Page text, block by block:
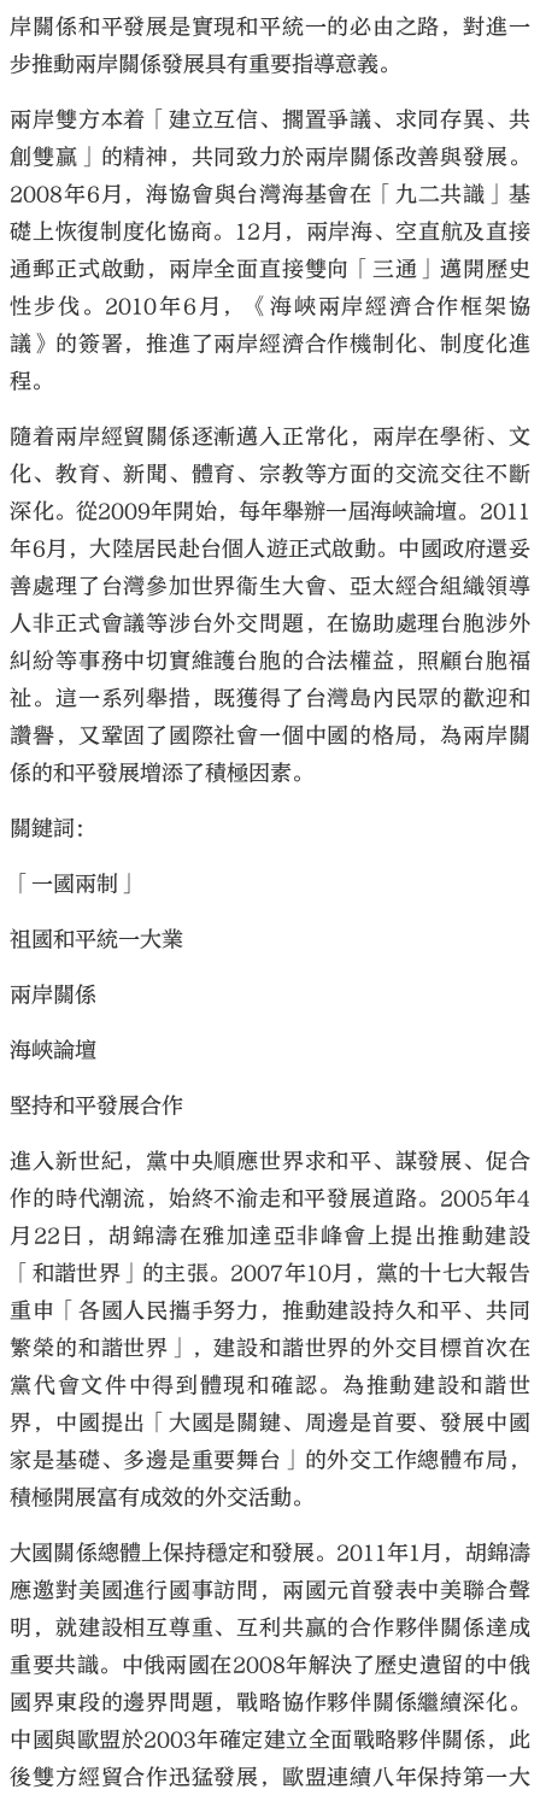
岸關係和平發展是實現和平統一的必由之路，對進一
步推動兩岸關係發展具有重要指導意義。
兩岸雙方本着「建立互信、擱置爭議、求同存異、共
創雙贏」的精神，共同致力於兩岸關係改善與發展。
2008年6月，海協會與台灣海基會在「九二共識」基
礎上恢復制度化協商。12月，兩岸海、空直航及直接
通郵正式啟動，兩岸全面直接雙向「三通」邁開歷史
性步伐。2010年6月，《海峽兩岸經濟合作框架協
議》的簽署，推進了兩岸經濟合作機制化、制度化進
程。
隨着兩岸經貿關係逐漸邁入正常化，兩岸在學術、文
化、教育、新聞、體育、宗教等方面的交流交往不斷
深化。從2009年開始，每年舉辦一屆海峽論壇。2011
年6月，大陸居民赴台個人遊正式啟動。中國政府還妥
善處理了台灣參加世界衞生大會、亞太經合組織領導
人非正式會議等涉台外交問題，在協助處理台胞涉外
糾紛等事務中切實維護台胞的合法權益，照顧台胞福
祉。這一系列舉措，既獲得了台灣島內民眾的歡迎和
讚譽，又鞏固了國際社會一個中國的格局，為兩岸關
係的和平發展增添了積極因素。
關鍵詞：
「一國兩制」
祖國和平統一大業
兩岸關係
海峽論壇
堅持和平發展合作
進入新世紀，黨中央順應世界求和平、謀發展、促合
作的時代潮流，始終不渝走和平發展道路。2005年4
月22日，胡錦濤在雅加達亞非峰會上提出推動建設
「和諧世界」的主張。2007年10月，黨的十七大報告
重申「各國人民攜手努力，推動建設持久和平、共同
繁榮的和諧世界」，建設和諧世界的外交目標首次在
黨代會文件中得到體現和確認。為推動建設和諧世
界，中國提出「大國是關鍵、周邊是首要、發展中國
家是基礎、多邊是重要舞台」的外交工作總體布局，
積極開展富有成效的外交活動。
大國關係總體上保持穩定和發展。2011年1月，胡錦濤
應邀對美國進行國事訪問，兩國元首發表中美聯合聲
明，就建設相互尊重、互利共贏的合作夥伴關係達成
重要共識。中俄兩國在2008年解決了歷史遺留的中俄
國界東段的邊界問題，戰略協作夥伴關係繼續深化。
中國與歐盟於2003年確定建立全面戰略夥伴關係，此
後雙方經貿合作迅猛發展，歐盟連續八年保持第一大